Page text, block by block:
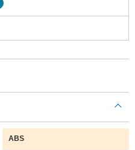
ABS